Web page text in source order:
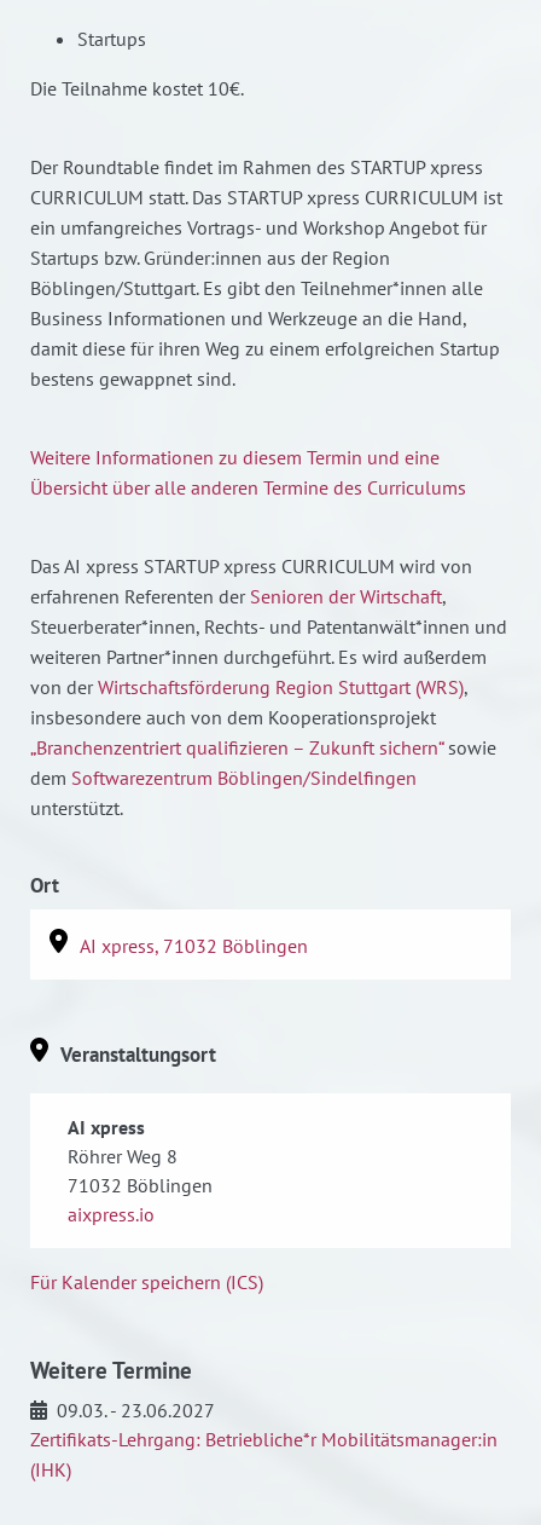
Startups
Die Teilnahme kostet 10€.
Der Roundtable findet im Rahmen des STARTUP xpress
CURRICULUM statt. Das STARTUP xpress CURRICULUM ist
ein umfangreiches Vortrags- und Workshop Angebot für
Startups bzw. Gründer:innen aus der Region
Böblingen/Stuttgart. Es gibt den Teilnehmer*innen alle
Business Informationen und Werkzeuge an die Hand,
damit diese für ihren Weg zu einem erfolgreichen Startup
bestens gewappnet sind.
Weitere Informationen zu diesem Termin und eine
Übersicht über alle anderen Termine des Curriculums
Das AI xpress STARTUP xpress CURRICULUM wird von
erfahrenen Referenten der Senioren der Wirtschaft,
Steuerberater*innen, Rechts- und Patentanwält*innen und
weiteren Partner*innen durchgeführt. Es wird außerdem
von derWirtschaftsförderung Region Stuttgart (WRS),
insbesondere auch von dem Kooperationsprojekt
„Branchenzentriert qualifizieren – Zukunft sichern“sowie
dem Softwarezentrum Böblingen/Sindelfingen
unterstützt.
Ort
AI xpress, 71032 Böblingen
Veranstaltungsort
AI xpress
Röhrer Weg 8
71032 Böblingen
aixpress.io
Für Kalender speichern (ICS)
Weitere Termine
09.03. - 23.06.2027
Zertifikats-Lehrgang: Betriebliche*r Mobilitätsmanager:in
(IHK)